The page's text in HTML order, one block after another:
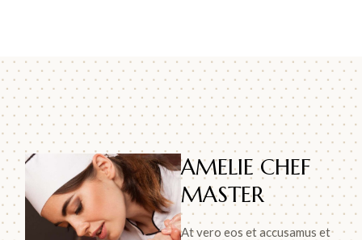
AMELIE CHEF
MASTER
At vero eos et accusamus et